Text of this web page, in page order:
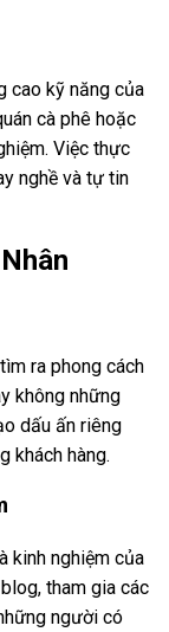
cao kỹ năng của
cà phê hoặc
Việc thực
nghề và tự tin
ra phong cách
không những
dấu ấn riêng
khách hàng.
kinh nghiệm của
tham gia các
người có